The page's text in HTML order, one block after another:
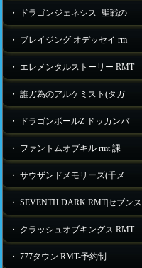
・ ドラゴンジェネシス -聖戦の
・ ブレイジング オデッセイ rm
・ エレメンタルストーリー RMT
・ 誰ガ為のアルケミスト(タガ
・ ドラゴンボールZ ドッカンバ
・ ファントムオブキル rmt 課
・ サウザンドメモリーズ(千メ
・ SEVENTH DARK RMT|セブンス
・ クラッシュオブキングス RMT
・ 777タウン RMT-予約制